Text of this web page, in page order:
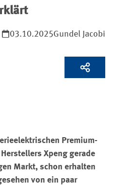
03.10.2025Gundel Jacobi
Premium-
Xpeng gerade
Markt, schon erhalten
von ein paar